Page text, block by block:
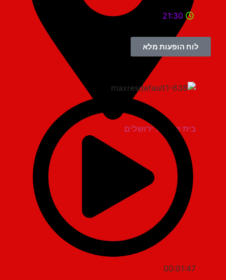
בית שמואל ירושלים
21:30
לוח הופעות מלא
00:01:47